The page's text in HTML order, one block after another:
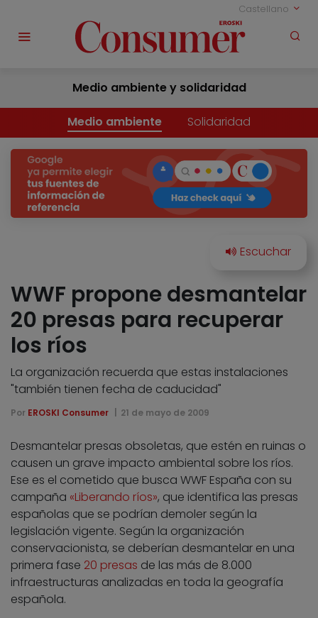
Castellano
Medio ambiente y solidaridad
Medio ambiente Solidaridad
WWF propone desmantelar
20 presas para recuperar
los ríos
La organización recuerda que estas instalaciones
"también tienen fecha de caducidad"
Por EROSKI Consumer 21 de mayo de 2009
Desmantelar presas obsoletas, que estén en ruinas o
causen un grave impacto ambiental sobre los ríos.
Ese es el cometido que busca WWF España con su
campaña «Liberando ríos», que identifica las presas
españolas que se podrían demoler según la
legislación vigente. Según la organización
conservacionista, se deberían desmantelar en una
primera fase 20 presas de las más de 8.000
infraestructuras analizadas en toda la geografía
española.